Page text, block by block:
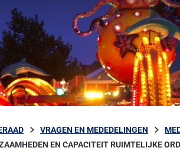
VRAGEN EN MEDEDELINGEN
EN CAPACITEIT RUIMTELIJKE